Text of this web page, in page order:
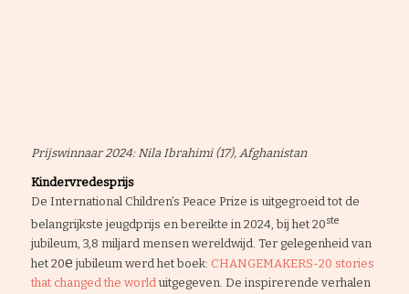
Prijswinnaar 2024: Nila Ibrahimi (17), Afghanistan
Kindervredesprijs
De International Children’s Peace Prize is uitgegroeid tot de
belangrijkste jeugdprijs en bereikte in 2024, bij het 20ste
jubileum, 3,8 miljard mensen wereldwijd. Ter gelegenheid van
het 20e jubileum werd het boek: CHANGEMAKERS-20 stories
that changed the worlduitgegeven. De inspirerende verhalen